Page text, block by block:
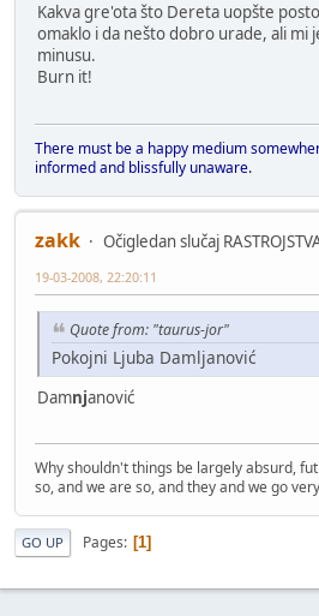
Kakva gre'ota što Dereta uopšte
omaklo i da nešto dobro urade, ali mi
minusu.
Burn it!
There must be a happy medium
informed and blissfully unaware.
zakk
Očigledan slučaj
19-03-2008, 22:20:11
Quote from: "taurus-jor"
Pokojni Ljuba Damljanović
Damnjanović
Why shouldn't things be largely absurd,
so, and we are so, and they and we go
GO UP Pages 1